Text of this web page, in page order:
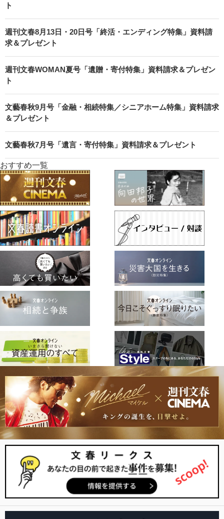
ト
週刊文春8月13日・20日号「終活・エンディング特集」資料請
求＆プレゼント
週刊文春WOMAN夏号「遺贈・寄付特集」資料請求＆プレゼン
ト
文藝春秋9月号「金融・相続特集／シニアホーム特集」資料請求
＆プレゼント
文藝春秋7月号「遺言・寄付特集」資料請求＆プレゼント
おすすめ一覧